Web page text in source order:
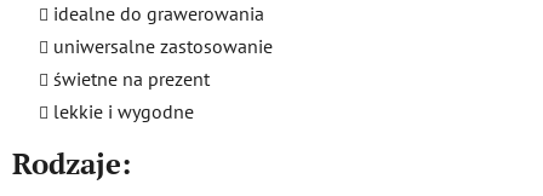
idealne do grawerowania
uniwersalne zastosowanie
świetne na prezent
lekkie i wygodne
Rodzaje: